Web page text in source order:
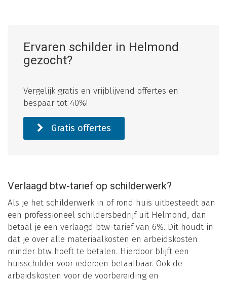
Ervaren schilder in Helmond
gezocht?
Vergelijk gratis en vrijblijvend offertes en
bespaar tot 40%!
Gratis offertes
Verlaagd btw-tarief op schilderwerk?
Als je het schilderwerk in of rond huis uitbesteedt aan
een professioneel schildersbedrijf uit Helmond, dan
betaal je een verlaagd btw-tarief van 6%. Dit houdt in
dat je over alle materiaalkosten en arbeidskosten
minder btw hoeft te betalen. Hierdoor blijft een
huisschilder voor iedereen betaalbaar. Ook de
arbeidskosten voor de voorbereiding en